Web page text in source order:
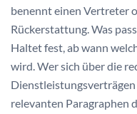
benennt einen Vertreter
Rückerstattung. Was
Haltet fest, ab wann
wird. Wer sich über die
relevanten Paragraphen